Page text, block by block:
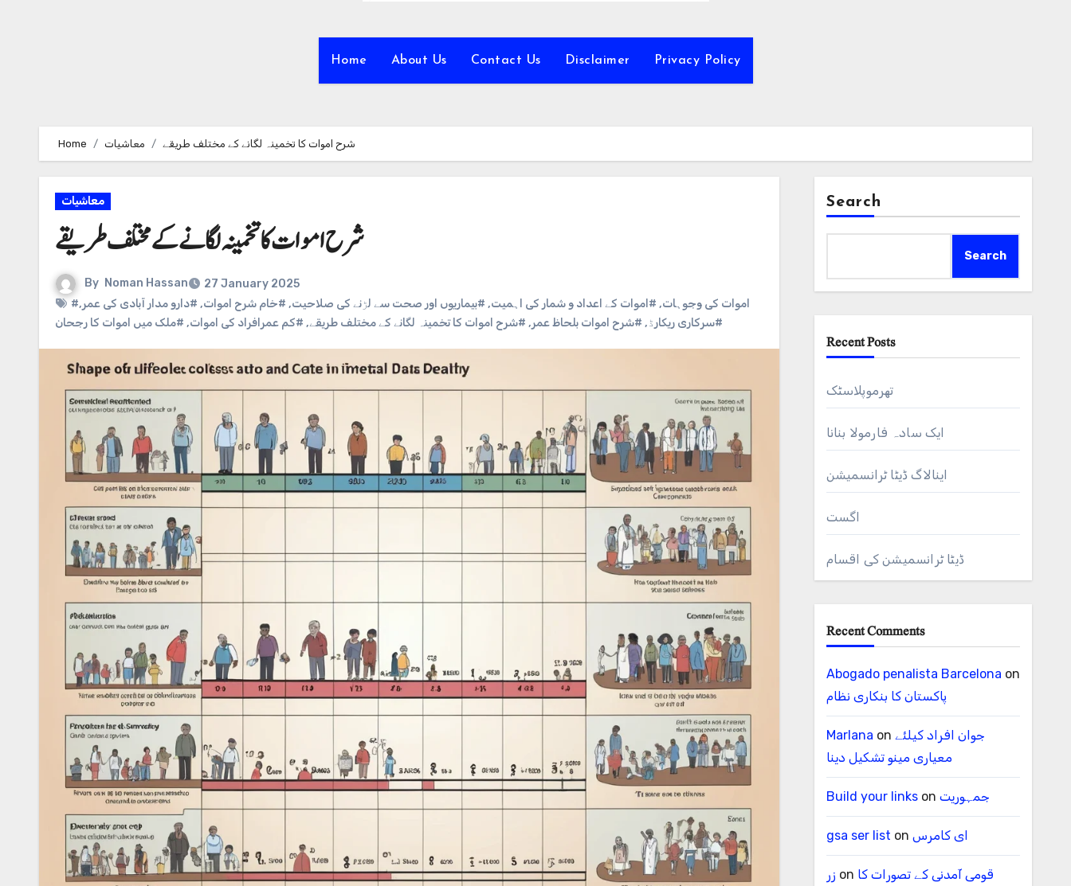
Home About Us Contact Us Disclaimer Privacy Policy
Home معاشیات شرح اموات کا تخمینہ لگانے کے مختلف طریقے
معاشیات
شرح اموات کا تخمینہ لگانے کے مختلف طریقے
By Noman Hassan
27 January 2025
#اموات کی وجوہات, #اموات کے اعداد و شمار کی اہمیت, #بیماریوں اور صحت سے لڑنے کی صلاحیت, #خام شرح اموات, #دارو مدار آبادی کی عمر,
#سرکاری ریکارڈ, #شرح اموات بلحاظ عمر, #شرح اموات کا تخمینہ لگانے کے مختلف طریقے, #کم عمرافراد کی اموات, #ملک میں اموات کا رجحان
Search
Search
Recent Posts
تھرموپلاسٹک
ایک سادہ فارمولا بنانا
اینالاگ ڈیٹا ٹرانسمیشن
اگست
ڈیٹا ٹرانسمیشن کی اقسام
Recent Comments
Abogado penalista Barcelona on
پاکستان کا بنکاری نظام
Marlana on جوان افراد کیلئے
معیاری مینو تشکیل دینا
Build your linkson جمہوریت
gsa ser list on ای کامرس
زر on قومی آمدنی کے تصورات کا